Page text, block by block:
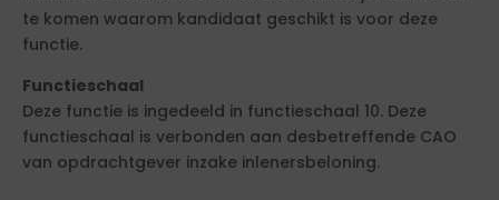
te komen waarom kandidaat geschikt is voor deze
functie.
Functieschaal
Deze functie is ingedeeld in functieschaal 10. Deze
functieschaal is verbonden aan desbetreffende CAO
van opdrachtgever inzake inlenersbeloning.